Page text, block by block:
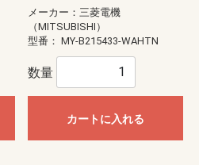
メーカー：三菱電機
（MITSUBISHI）
型番： MY-B215433-WAHTN
数量
カートに入れる